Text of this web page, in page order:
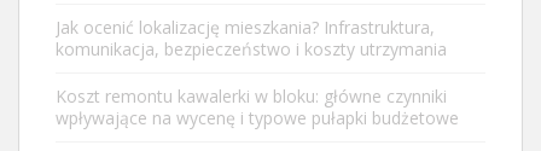
Jak ocenić lokalizację mieszkania? Infrastruktura,
komunikacja, bezpieczeństwo i koszty utrzymania
Koszt remontu kawalerki w bloku: główne czynniki
wpływające na wycenę i typowe pułapki budżetowe